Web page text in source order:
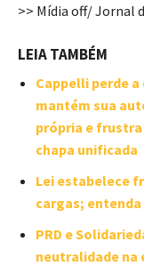
>> Mídia off/ Jornal
LEIA TAMBÉM
Cappelli perde a
mantém sua
própria e
chapa unificada
Lei estabelece
cargas; entenda
PRD e
neutralidade na